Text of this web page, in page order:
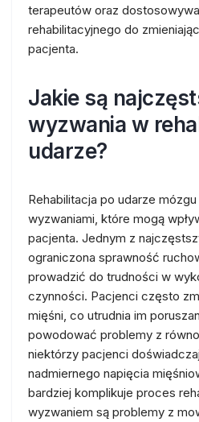
terapeutów oraz
rehabilitacyjnego do
pacjenta.
Jakie są
wyzwania w
udarze?
Rehabilitacja po udarze
wyzwaniami, które mogą
pacjenta. Jednym z
ograniczona sprawność
prowadzić do trudności w
czynności. Pacjenci często
mięśni, co utrudnia im
powodować problemy z
niektórzy pacjenci
nadmiernego napięcia
bardziej komplikuje proces
wyzwaniem są problemy z